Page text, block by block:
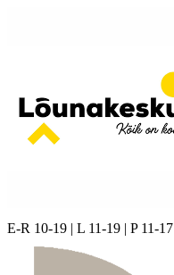
E-R 10-19 | L 11-19 | P 11-17